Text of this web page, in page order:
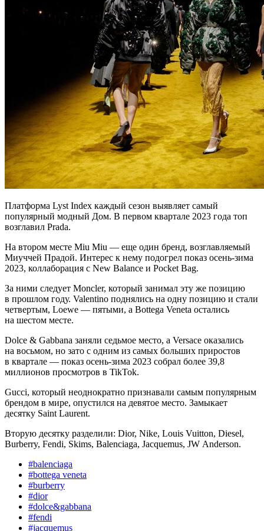
Платформа Lyst Index каждый сезон выявляет самый
популярный модный Дом. В первом квартале 2023 года топ
возглавил Prada.
На втором месте Miu Miu — еще один бренд, возглавляемый
Миуччей Прадой. Интерес к нему подогрел показ осень-зима
2023, коллаборация с New Balance и Pocket Bag.
За ними следует Moncler, который занимал эту же позицию
в прошлом году. Valentino поднялись на одну позицию и стали
четвертым, Loewe — пятыми, а Bottega Veneta остались
на шестом месте.
Dolce & Gabbana заняли седьмое место, а Versace оказались
на восьмом, но зато с одним из самых больших приростов
в квартале — показ осень-зима 2023 собрал более 39,8
миллионов просмотров в TikTok.
Gucci, который неоднократно признавали самым популярным
брендом в мире, опустился на девятое место. Замыкает
десятку Saint Laurent.
Вторую десятку разделили: Dior, Nike, Louis Vuitton, Diesel,
Burberry, Fendi, Skims, Balenciaga, Jacquemus, JW Anderson.
#balenciaga
#bottega veneta
#burberry
#dior
#dolce&gabbana
#fendi
#jacquemus